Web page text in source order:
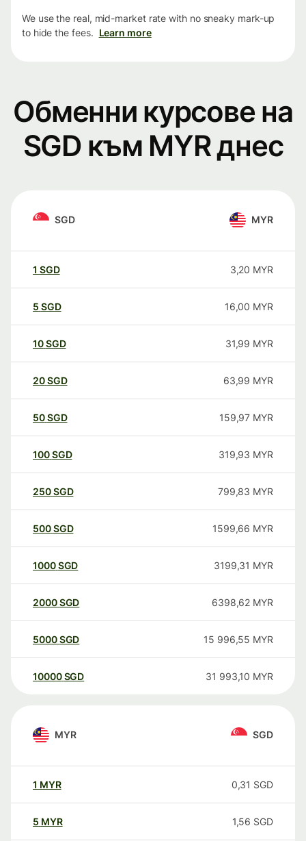
We use the real, mid-market rate with no sneaky mark-up
to hide the fees. Learn more
Обменни курсове на
SGD към MYR днес
SGD MYR
1 SGD 3,20 MYR
5 SGD 16,00 MYR
10SGD 31,99 MYR
20SGD 63,99 MYR
50SGD 159,97 MYR
100SGD 319,93 MYR
250SGD 799,83 MYR
500SGD 1599,66 MYR
1000SGD 3199,31 MYR
2000SGD 6398,62 MYR
5000SGD 15 996,55 MYR
10000 SGD 31 993,10 MYR
MYR SGD
1 MYR 0,31 SGD
5 MYR 1,56 SGD